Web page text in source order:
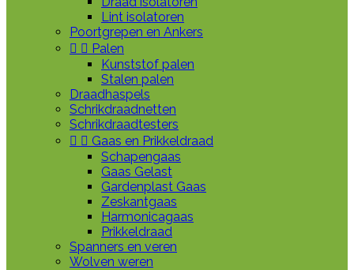
Lint isolatoren
Poortgrepen en Ankers
  Palen
Kunststof palen
Stalen palen
Draadhaspels
Schrikdraadnetten
Schrikdraadtesters
  Gaas en Prikkeldraad
Schapengaas
Gaas Gelast
Gardenplast Gaas
Zeskantgaas
Harmonicagaas
Prikkeldraad
Spanners en veren
Wolven weren